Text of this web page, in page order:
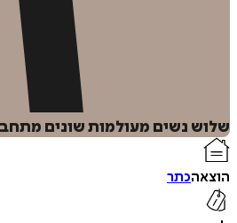
שלוש נשים מעולמות שונים
הוצאהכתר